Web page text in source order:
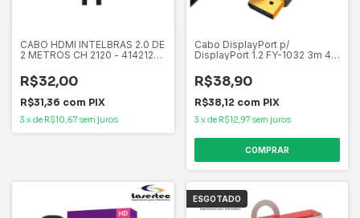
CABO HDMI INTELBRAS 2.0 DE
2 METROS CH 2120 - 4142120
R$32,00
R$31,36 com PIX
3 x de R$10,67 sem juros
Cabo DisplayPort p/
DisplayPort 1.2 FY-1032 3m 4K
Plugue Ouro
R$38,90
R$38,12 com PIX
3 x de R$12,97 sem juros
ESGOTADO